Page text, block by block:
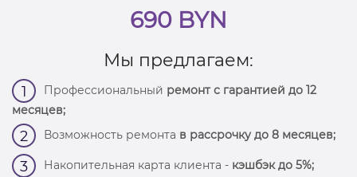
690 BYN
Мы предлагаем:
1 Профессиональный ремонт с гарантией до 12
месяцев;
2 Возможность ремонта в рассрочку до 8 месяцев;
3 Накопительная карта клиента - кэшбэк до 5%;